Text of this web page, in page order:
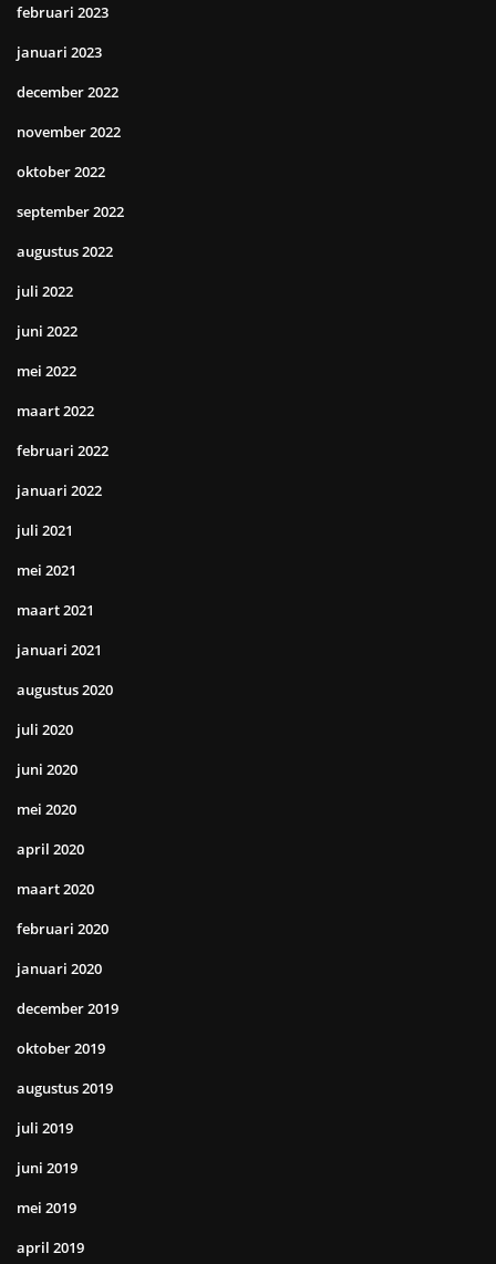
februari 2023
januari 2023
december 2022
november 2022
oktober 2022
september 2022
augustus 2022
juli 2022
juni 2022
mei 2022
maart 2022
februari 2022
januari 2022
juli 2021
mei 2021
maart 2021
januari 2021
augustus 2020
juli 2020
juni 2020
mei 2020
april 2020
maart 2020
februari 2020
januari 2020
december 2019
oktober 2019
augustus 2019
juli 2019
juni 2019
mei 2019
april 2019